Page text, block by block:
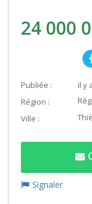
24 000
Publiée : il y
Région :
Ville :
Signaler